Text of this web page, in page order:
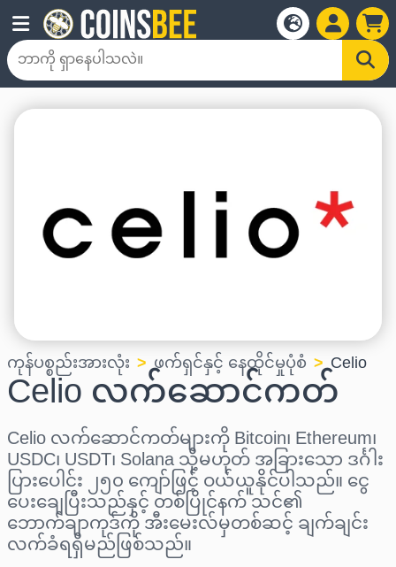
ကုန်ပစ္စည်းအားလုံး ဖက်ရှင်နှင့် နေထိုင်မှုပုံစံ Celio
Celio လက်ဆောင်ကတ်
Celio လက်ဆောင်ကတ်များကို Bitcoin၊ Ethereum၊
USDC၊ USDT၊ Solana သို့မဟုတ် အခြားသော ဒင်္ဂါး
ပြားပေါင်း ၂၅၀ ကျော်ဖြင့် ဝယ်ယူနိုင်ပါသည်။ ငွေ
ပေးချေပြီးသည်နှင့် တစ်ပြိုင်နက် သင်၏
ဘောက်ချာကုဒ်ကို အီးမေးလ်မှတစ်ဆင့် ချက်ချင်း
လက်ခံရရှိမည်ဖြစ်သည်။